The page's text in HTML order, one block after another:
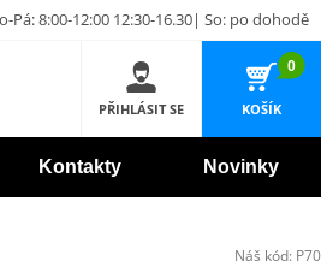
Pá: 8:00-12:00 12:30-16.30| So: po dohodě
PŘIHLÁSIT SE
0
KOŠÍK
Kontakty Novinky
Náš kód: P70